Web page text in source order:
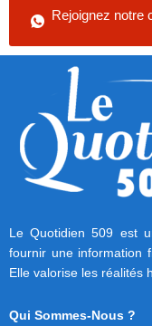
Rejoignez notre
Le Quotidien 509 est
fournir une information
Elle valorise les réalités
Qui Sommes-Nous ?